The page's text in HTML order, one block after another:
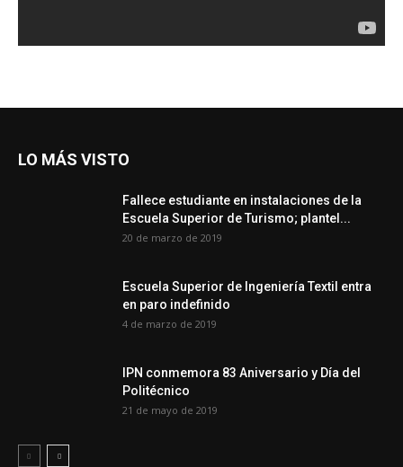
LO MÁS VISTO
Fallece estudiante en instalaciones de la
Escuela Superior de Turismo; plantel...
20 de marzo de 2019
Escuela Superior de Ingeniería Textil entra
en paro indefinido
4 de marzo de 2019
IPN conmemora 83 Aniversario y Día del
Politécnico
21 de mayo de 2019